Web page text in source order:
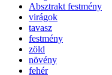
Absztrakt festmény
virágok
tavasz
festmény
zöld
növény
fehér